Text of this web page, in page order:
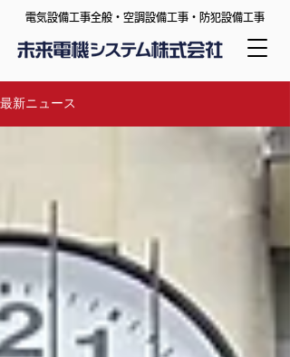
​電気設備工事全般・空調設備工事・防犯設備工事
最新ニュース